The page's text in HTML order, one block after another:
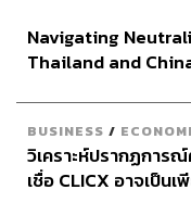
Navigating
Thailand and
BUSINESS /
วิเคราะห์ปรากฏการ
เชื่อ CLICX อาจเป็น